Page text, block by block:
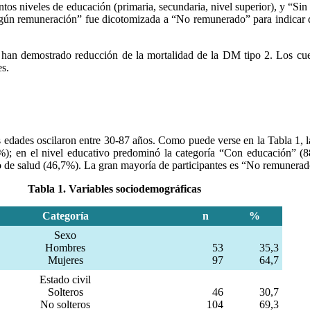
niveles de educación (primaria, secundaria, nivel superior), y
remuneración” fue dicotomizada a “No remunerado” para
demostrado reducción de la mortalidad de la DM tipo 2. Los
oscilaron entre 30-87 años. Como puede verse en la Tabla
en el nivel educativo predominó la categoría “Con educación”
salud (46,7%). La gran mayoría de participantes es “No
Tabla 1. Variables sociodemográficas
Categoría n
%
Sexo
Hombres
Mujeres
53
97
35,3
64,7
Estado civil
Solteros
No solteros
46
104
30,7
69,3